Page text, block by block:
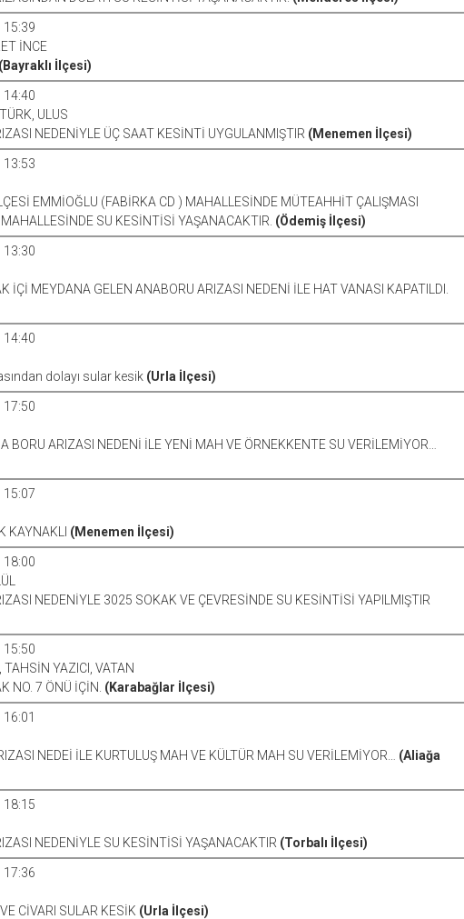
İNCE
(Bayraklı İlçesi)
ULUS
NEDENİYLE ÜÇ SAAT KESİNTİ UYGULANMIŞTIR (Menemen İlçesi)
EMMİOĞLU (FABİRKA CD ) MAHALLESİNDE MÜTEAHHİT ÇALIŞMASI
SU KESİNTİSİ YAŞANACAKTIR. (Ödemiş İlçesi)
MEYDANA GELEN ANABORU ARIZASI NEDENİ İLE HAT VANASI KAPATILDI.
dolayı sular kesik (Urla İlçesi)
ARIZASI NEDENİ İLE YENİ MAH VE ÖRNEKKENTE SU VERİLEMİYOR…
KAYNAKLI (Menemen İlçesi)
NEDENİYLE 3025 SOKAK VE ÇEVRESİNDE SU KESİNTİSİ YAPILMIŞTIR
YAZICI, VATAN
NO. 7 ÖNÜ İÇİN. (Karabağlar İlçesi)
NEDEİ İLE KURTULUŞ MAH VE KÜLTÜR MAH SU VERİLEMİYOR… (Aliağa
NEDENİYLE SU KESİNTİSİ YAŞANACAKTIR (Torbalı İlçesi)
CİVARI SULAR KESİK (Urla İlçesi)